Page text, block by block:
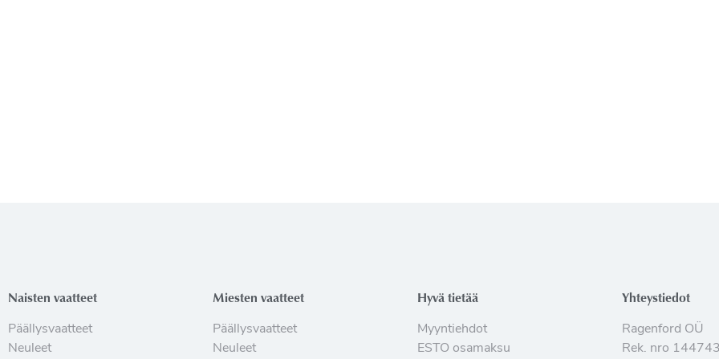
Naisten vaatteet
Päällysvaatteet
Neuleet
Miesten vaatteet
Päällysvaatteet
Neuleet
Hyvä tietää
Myyntiehdot
ESTO osamaksu
Yhteystiedot
Ragenford OÜ
Rek. nro